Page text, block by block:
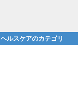
ヘルスケアのカテゴリ